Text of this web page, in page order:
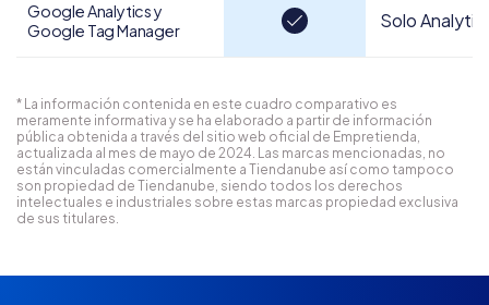
Google Analytics y
Google Tag Manager
Solo
* La información contenida en este cuadro comparativo es
meramente informativa y se ha elaborado a partir de información
pública obtenida a través del sitio web oficial de Empretienda,
actualizada al mes de mayo de 2024. Las marcas mencionadas, no
están vinculadas comercialmente a Tiendanube así como tampoco
son propiedad de Tiendanube, siendo todos los derechos
intelectuales e industriales sobre estas marcas propiedad exclusiva
de sus titulares.